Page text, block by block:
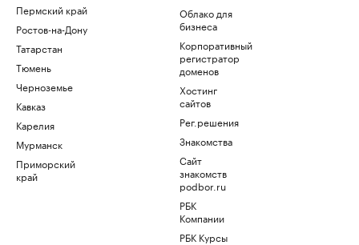
Пермский край
Ростов-на-Дону
Татарстан
Тюмень
Черноземье
Кавказ
Карелия
Мурманск
Приморский
край
Облако для
бизнеса
Корпоративный
регистратор
доменов
Хостинг
сайтов
Рег.решения
Знакомства
Сайт
знакомств
podbor.ru
РБК
Компании
РБК Курсы